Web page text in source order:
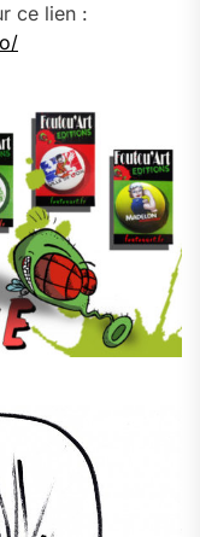
ce lien :